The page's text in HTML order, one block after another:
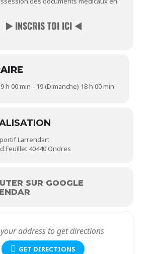
▶️ INSCRIS TOI ICI ◀️
h 00 min - 19 (Dimanche) 18 h 00 min
Larrendart
Feuillet 40440 Ondres
SUR GOOGLE
GET DIRECTIONS